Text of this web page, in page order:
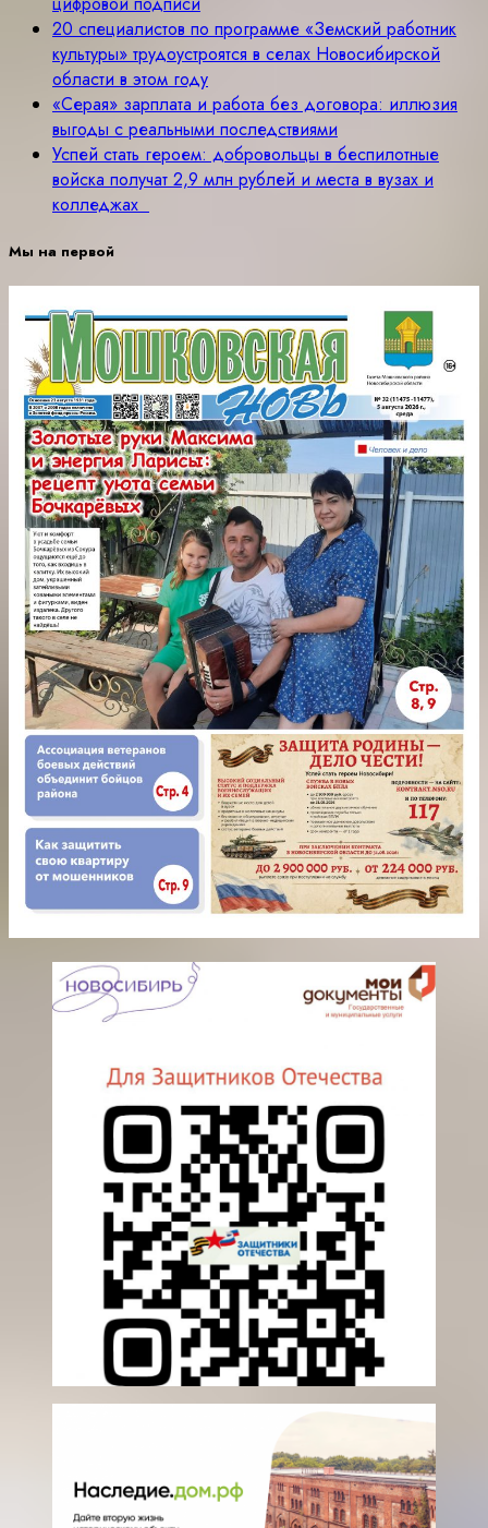
20 специалистов по программе «Земский работник
культуры» трудоустроятся в селах Новосибирской
области в этом году
«Серая» зарплата и работа без договора: иллюзия
выгоды с реальными последствиями
Успей стать героем: добровольцы в беспилотные
войска получат 2,9 млн рублей и места в вузах и
колледжах
Мы на первой